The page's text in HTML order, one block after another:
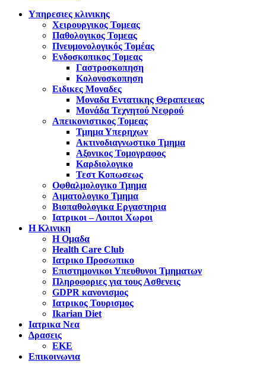
Υπηρεσιες κλινικης
Χειρουργικος Τομεας
Παθολογικος Τομεας
Πνευμονολογικός Τομέας
Ενδοσκοπικος Τομεας
Γαστροσκοπηση
Κολονοσκοπηση
Ειδικες Μοναδες
Μοναδα Εντατικης Θεραπειεας
Μονάδα Τεχνητού Νεφρού
Απεικονιστικος Τομεας
Τμημα Υπερηχων
Ακτινοδιαγνωστικο Τμημα
Αξονικος Τομογραφος
Καρδιολογικο
Τεστ Κοπωσεως
Οφθαλμολογικο Τμημα
Αιματολογικο Τμημα
Βιοπαθολογικα Εργαστηρια
Ιατρικοι – Λοιποι Χωροι
Η Κλινικη
Η Ομαδα
Health Care Club
Ιατρικο Προσωπικο
Επιστημονικοι Υπευθυνοι Τμηματων
Πληροφοριες για τους Ασθενεις
GDPR κανονισμος
Ιατρικος Τουρισμος
Ikarian Diet
Ιατρικα Νεα
Δρασεις
ΕΚΕ
Επικοινωνια